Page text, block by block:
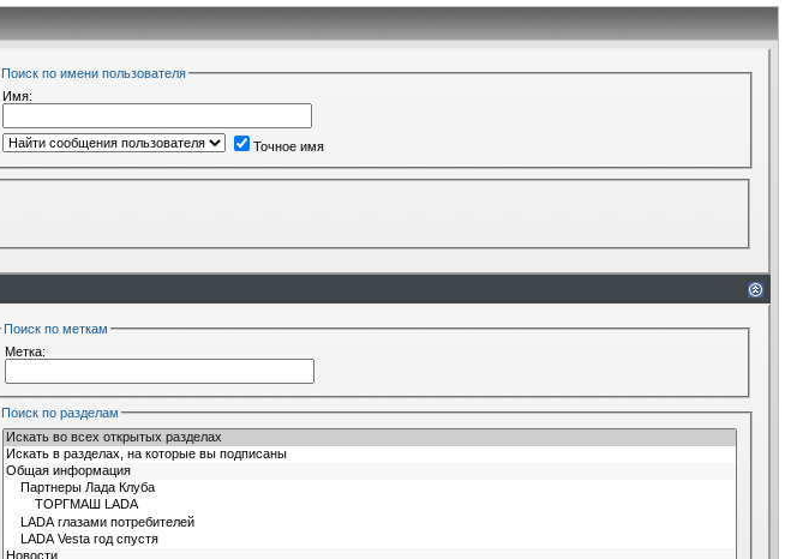
Поиск по имени пользователя
Имя:
Точное имя
Поиск по меткам
Метка:
Поиск по разделам